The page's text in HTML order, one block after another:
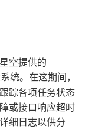
空提供的
统。在这期间，
踪各项任务状态
或接口响应超时
细日志以供分